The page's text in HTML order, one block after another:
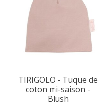
TIRIGOLO - Tuque de
coton mi-saison -
Blush